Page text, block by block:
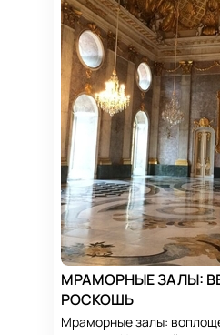
МРАМОРНЫЕ ЗАЛЫ:
РОСКОШЬ
Мраморные залы: